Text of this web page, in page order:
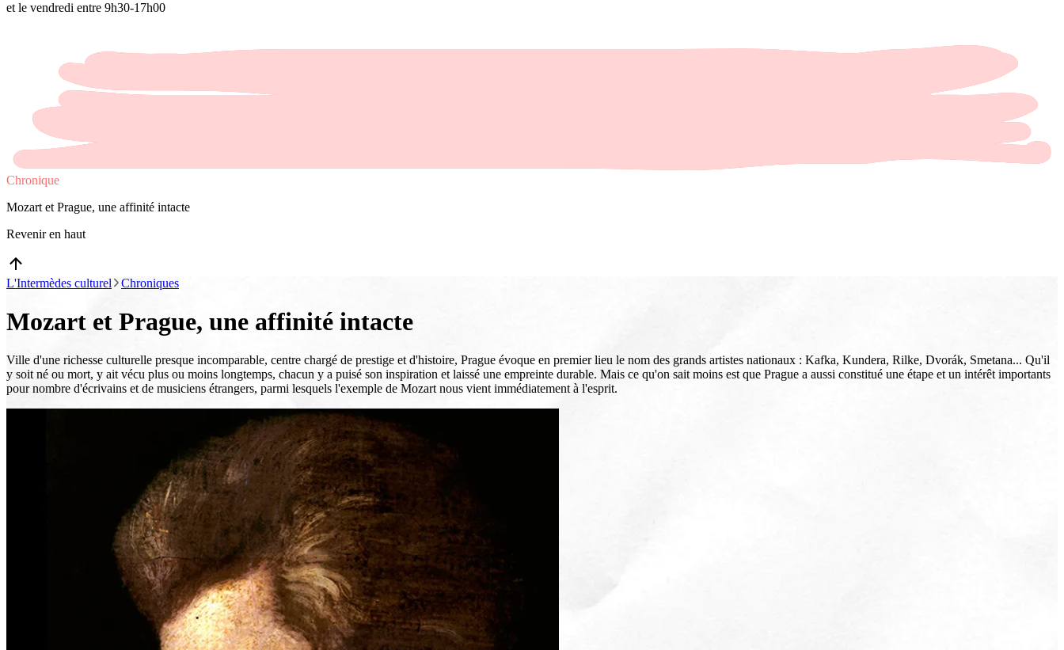
et le vendredi entre 9h30-17h00
Chronique
Mozart et Prague, une affinité intacte
Revenir en haut
L'Intermèdes culturel Chroniques
Mozart et Prague, une affinité intacte
Ville d'une richesse culturelle presque incomparable, centre chargé de prestige et d'histoire, Prague évoque en premier lieu le nom des grands artistes nationaux : Kafka, Kundera, Rilke, Dvorák, Smetana... Qu'il
y soit né ou mort, y ait vécu plus ou moins longtemps, chacun y a puisé son inspiration et laissé une empreinte durable. Mais ce qu'on sait moins est que Prague a aussi constitué une étape et un intérêt importants
pour nombre d'écrivains et de musiciens étrangers, parmi lesquels l'exemple de Mozart nous vient immédiatement à l'esprit.